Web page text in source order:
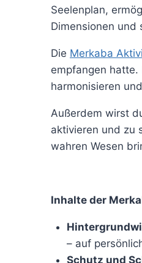
Seelenplan,
Dimensionen und
Die Merkaba
empfangen hatte.
harmonisieren
Außerdem wirst
aktivieren und zu
wahren Wesen
Inhalte der
– auf
Schutz und